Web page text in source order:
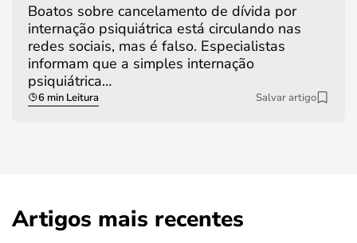
Boatos sobre cancelamento de dívida por
internação psiquiátrica está circulando nas
redes sociais, mas é falso. Especialistas
informam que a simples internação
psiquiátrica…
6 min Leitura Salvar artigo
Artigos mais recentes